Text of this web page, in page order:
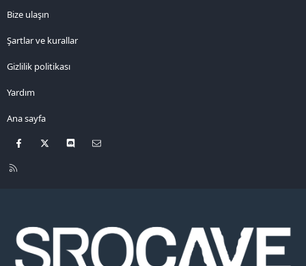
Bize ulaşın
Şartlar ve kurallar
Gizlilik politikası
Yardım
Ana sayfa
Facebook Discord
R